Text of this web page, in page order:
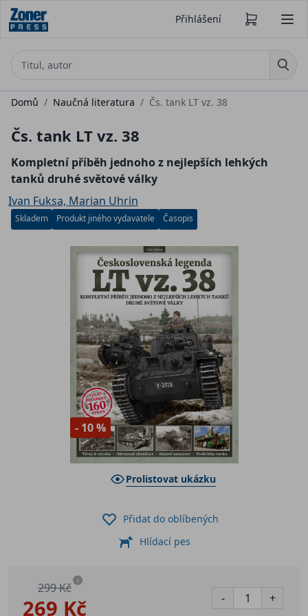
Přihlášení
Domů / Naučná literatura / Čs. tank LT vz. 38
Čs. tank LT vz. 38
Kompletní příběh jednoho z nejlepších lehkých
tanků druhé světové války
Ivan Fuksa, Marian Uhrin
Skladem Produkt jiného vydavatele Časopis
- 10 %
Prolistovat ukázku
269 Kč
299 Kč i
- +
Přidat do oblíbených
Hlídací pes